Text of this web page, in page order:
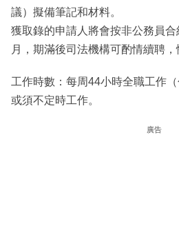
議）擬備筆記和材料。
獲取錄的申請人將會按非公務員
月，期滿後司法機構可酌情續聘，
工作時數：每周44小時全職工作
或須不定時工作。
廣告